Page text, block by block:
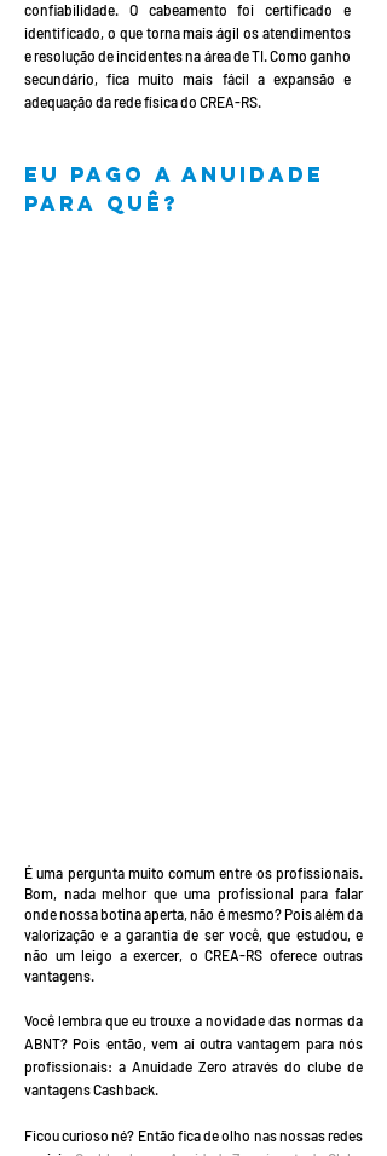
confiabilidade. O cabeamento foi certificado e
identificado, o que torna mais ágil os atendimentos
e resolução de incidentes na área de TI. Como ganho
secundário, fica muito mais fácil a expansão e
adequação da rede física do CREA-RS.
Eu pago a anuidade
para quê?
É uma pergunta muito comum entre os profissionais.
Bom, nada melhor que uma profissional para falar
onde nossa botina aperta, não é mesmo? Pois além da
valorização e a garantia de ser você, que estudou, e
não um leigo a exercer, o CREA-RS oferece outras
vantagens.
Você lembra que eu trouxe a novidade das normas da
ABNT? Pois então, vem aí outra vantagem para nós
profissionais: a Anuidade Zero através do clube de
vantagens Cashback.
Ficou curioso né? Então fica de olho nas nossas redes